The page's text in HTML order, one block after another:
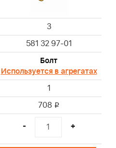
3
581 32 97-01
Болт
Используется в агрегатах
1
708 i
- +